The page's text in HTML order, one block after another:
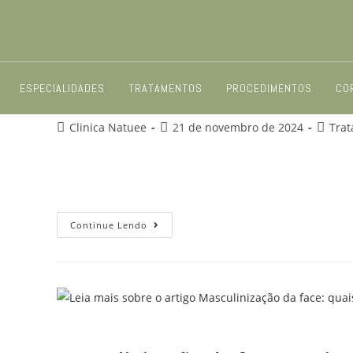
ESPECIALIDADES TRATAMENTOS PROCEDIMENTOS
Estrias Vermelhas: Por Que
Clinica Natuee 21 de novembro de 2024
Continue Lendo